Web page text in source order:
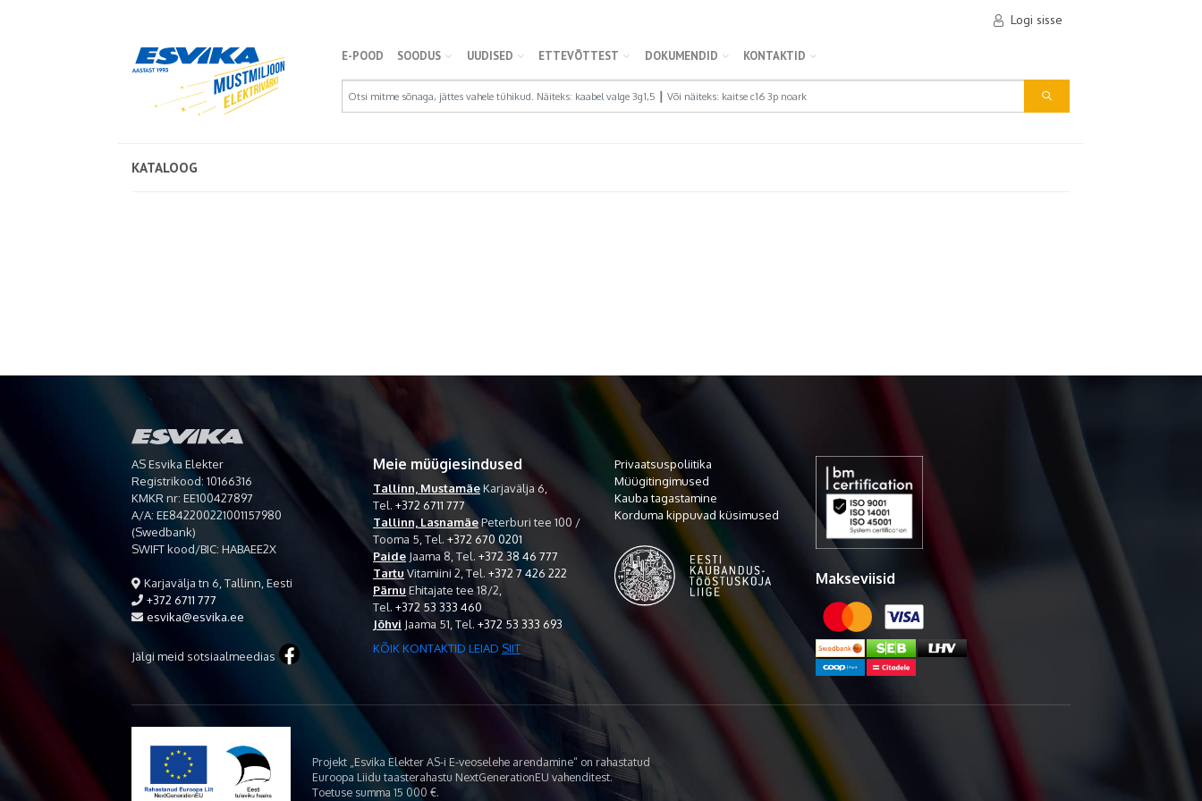
Logi sisse
E-POOD SOODUS UUDISED ETTEVÕTTEST DOKUMENDID KONTAKTID
KATALOOG
AS Esvika Elekter
Registrikood: 10166316
KMKR nr: EE100427897
A/A: EE842200221001157980
(Swedbank)
SWIFT kood/BIC: HABAEE2X
Karjavälja tn 6, Tallinn, Eesti
+372 6711 777
esvika@esvika.ee
Jälgi meid sotsiaalmeedias
Meie müügiesindused
Tallinn, MustamäeKarjavälja 6,
Tel. +372 6711 777
Tallinn, LasnamäePeterburi tee 100 /
Tooma 5, Tel. +372 670 0201
Paide Jaama 8, Tel. +372 38 46 777
Tartu Vitamiini 2,Tel. +372 7 426 222
Pärnu Ehitajate tee 18/2,
Tel. +372 53 333 460
Jõhvi Jaama 51, Tel. +372 53 333 693
KÕIK KONTAKTID LEIAD SIIT
Privaatsuspoliitika
Müügitingimused
Kauba tagastamine
Korduma kippuvad küsimused
Makseviisid
Projekt „Esvika Elekter AS-i E-veoselehe arendamine“ on rahastatud
Euroopa Liidu taasterahastu NextGenerationEU vahenditest.
Toetuse summa 15 000 €.